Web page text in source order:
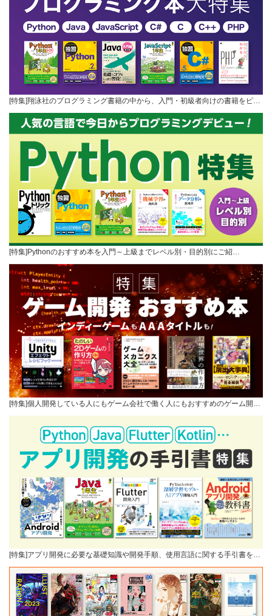
[特集]翔泳社のプログラミング書籍の中から、入門・初級者向けの書籍をピ…
[特集]Pythonのおすすめ本を入門～上級までレベル別・目的別にご紹…
[特集]個人開発している人にもゲーム会社で働く人にもおすすめのゲーム開…
[特集]アプリ開発に必要な基礎知識や開発手順、使用言語に関する手引書を…